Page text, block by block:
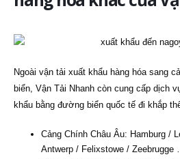
Ngoài vận tải xuất khẩu hàng hóa sang
biển, Vận Tải Nhanh còn cung cấp dịch
khẩu bằng đường biển quốc tế đi khắp
Cảng Chính Châu Âu: Hamburg /
Antwerp / Felixstowe / Zeebrugge …